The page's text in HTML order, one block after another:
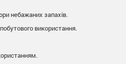
небажаних запахів.
використання.